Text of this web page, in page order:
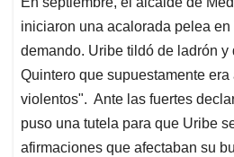
s
A
p
p
b
o
o
k
e
d
I
n
l
a
d
s
iniciaron una acalorada pelea
demando. Uribe tildó de ladrón y
Quintero que supuestamente
violentos". Ante las fuertes
puso una tutela para que Uribe
afirmaciones que afectaban su